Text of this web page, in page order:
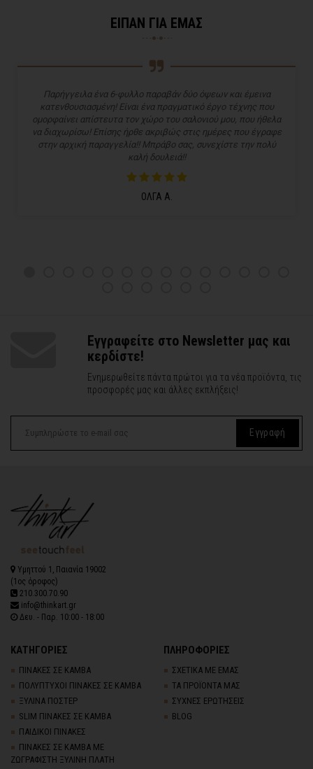
ΕΙΠΑΝ ΓΙΑ ΕΜΑΣ
Παρήγγειλα ένα 6-φυλλο παραβάν δύο όψεων και έμεινα
κατενθουσιασμένη! Είναι ένα πραγματικό έργο τέχνης που
ομορφαίνει απίστευτα τον χώρο του σαλονιού μου, που ήθελα
να διαχωρίσω! Επίσης ήρθε ακριβώς στις ημέρες που έγραφε
στην αρχική παραγγελία!! Μπράβο σας, συνεχίστε την πολύ
καλή δουλειά!!
ΟΛΓΑ Α.
Εγγραφείτε στο Newsletter μας και
κερδίστε!
Ενημερωθείτε πάντα πρώτοι για τα νέα προϊόντα, τις
προσφορές μας και άλλες εκπλήξεις!
Εγγραφή
Υμηττού 1, Παιανία 19002
(1ος όροφος)
210.300.70.90
info@thinkart.gr
Δευ. - Παρ. 10:00 - 18:00
ΚΑΤΗΓΟΡΙΕΣ
ΠΙΝΑΚΕΣ ΣΕ ΚΑΜΒΑ
ΠΟΛΥΠΤΥΧΟΙ ΠΙΝΑΚΕΣ ΣΕ ΚΑΜΒΑ
ΞΥΛΙΝΑ ΠΟΣΤΕΡ
SLIM ΠΙΝΑΚΕΣ ΣΕ ΚΑΜΒΑ
ΠΑΙΔΙΚΟΙ ΠΙΝΑΚΕΣ
ΠΙΝΑΚΕΣ ΣΕ ΚΑΜΒΑ ΜΕ
ΖΩΓΡΑΦΙΣΤΗ ΞΥΛΙΝΗ ΠΛΑΤΗ
ΠΛΗΡΟΦΟΡΙΕΣ
ΣΧΕΤΙΚΑ ΜΕ ΕΜΑΣ
ΤΑ ΠΡΟΪΟΝΤΑ ΜΑΣ
ΣΥΧΝΕΣ ΕΡΩΤΗΣΕΙΣ
BLOG